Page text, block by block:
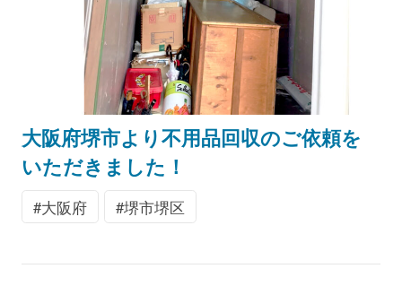
大阪府堺市より不用品回収のご依頼を
いただきました！
大阪府 堺市堺区